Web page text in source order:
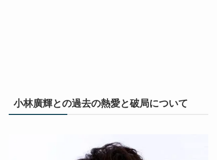
小林廣輝との過去の熱愛と破局について